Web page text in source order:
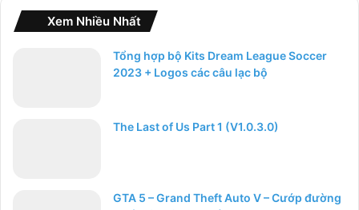
Xem Nhiều Nhất
Tổng hợp bộ Kits Dream League Soccer
2023 + Logos các câu lạc bộ
The Last of Us Part 1 (V1.0.3.0)
GTA 5 – Grand Theft Auto V – Cướp đường